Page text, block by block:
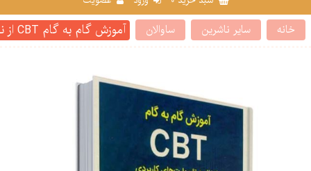
سایر ناشرین ساوالان آموزش گام به گام CBT از نظریه تا مهارت های کاربردی مهدی گنجی